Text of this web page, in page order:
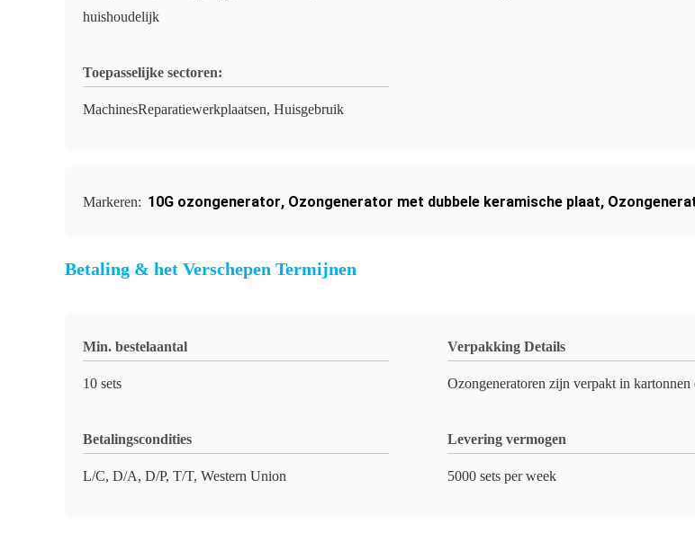
huishoudelijk
Toepasselijke sectoren:
MachinesReparatiewerkplaatsen, Huisgebruik
Markeren: 10G ozongenerator, Ozongenerator met dubbele keramische plaat,
Betaling & het Verschepen Termijnen
Min. bestelaantal
10 sets
Verpakking Details
Ozongeneratoren zijn verpakt in kartonnen
Betalingscondities
L/C, D/A, D/P, T/T, Western Union
Levering vermogen
5000 sets per week